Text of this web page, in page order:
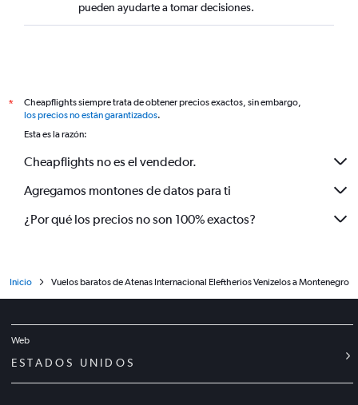
pueden ayudarte a tomar decisiones.
*
Cheapflights siempre trata de obtener precios exactos, sin embargo,
los precios no están garantizados.
Esta es la razón:
Cheapflights no es el vendedor.
Agregamos montones de datos para ti
¿Por qué los precios no son 100% exactos?
Inicio Vuelos baratos de Atenas Internacional Eleftherios Venizelos a Montenegro
Web
ESTADOS UNIDOS